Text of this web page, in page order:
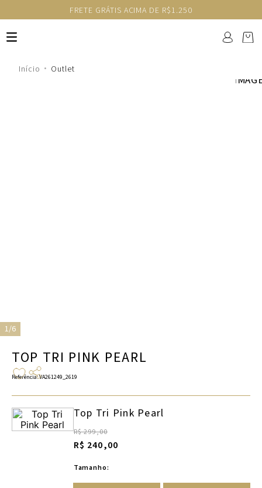
FRETE GRÁTIS ACIMA DE R$1.250
Outlet
1/6
TOP TRI PINK PEARL
Referência:VA261249_2619
Top Tri Pink Pearl
R$ 299,00
R$ 240,00
Tamanho: